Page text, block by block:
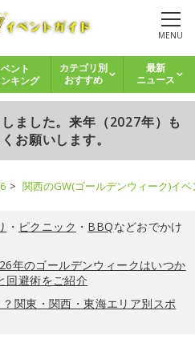
MENU
ント
キング
カテゴリ別
おすすめ
最新
ニュース
ました。来年（2027年）も
お願いします。
関西のGW(ゴールデンウィーク)イ
・ ピクニック ・ BBQなどおでかけ
年のゴールデンウィークはいつか
回避術をご紹介
関東・関西・東海エリア別スポ